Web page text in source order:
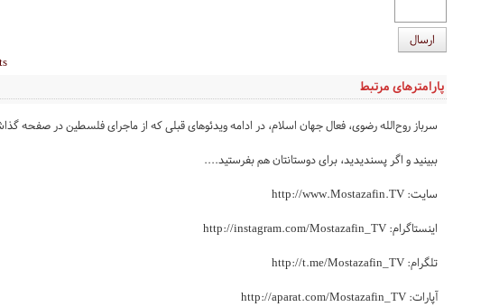
سرباز روح‌الله رضوی، فعال جهان اسلام، در ادامه ویدئوهای قبلی که از ماجرای فلسطین در صفحه
ببینید و اگر پسندیدید، برای دوستانتان هم بفرستید....
سایت: http://www.Mostazafin.TV
اینستاگرام: http://instagram.com/Mostazafin_TV
تلگرام: http://t.me/Mostazafin_TV
آپارات: http://aparat.com/Mostazafin_TV
پارامترهای مرتبط
ارسال